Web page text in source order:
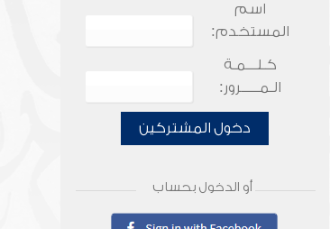
اسم
المستخدم:
كـلـــمـة
الـمـــــرور:
دخول المشتركين
أو الدخول بحساب